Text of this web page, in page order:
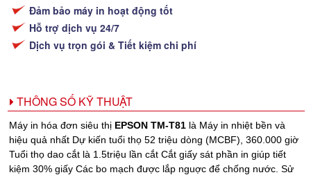
Đảm bảo máy in hoạt động tốt
Hỗ trợ dịch vụ 24/7
Dịch vụ trọn gói & Tiết kiệm chi phí
THÔNG SỐ KỸ THUẬT
Máy in hóa đơn siêu thị EPSON TM-T81 là Máy in nhiệt bền và
hiệu quả nhất Dự kiến tuổi thọ 52 triệu dòng (MCBF), 360.000 giờ
Tuổi thọ dao cắt là 1.5triệu lần cắt Cắt giấy sát phần in giúp tiết
kiệm 30% giấy Các bo mạch được lắp nguợc để chống nước. Sử